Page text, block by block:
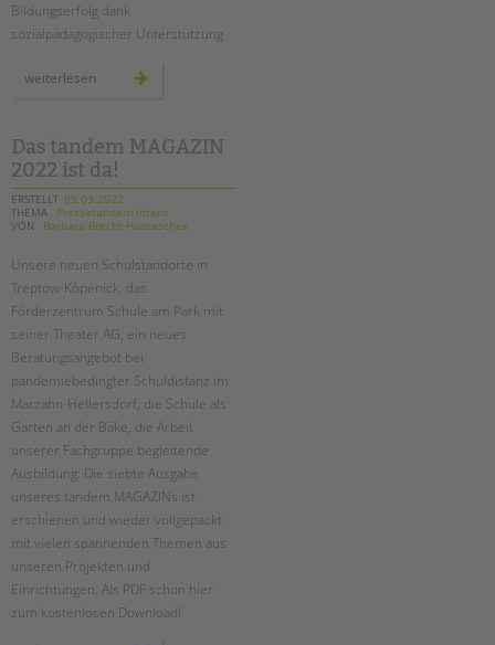
Bildungserfolg dank
sozialpädagogischer Unterstützung
weiterlesen temporäre
lerngruppen
Das tandem MAGAZIN
2022 ist da!
ERSTELLT 05.09.2022
THEMA
Pressetandem intern
VON
Barbara Brecht-Hadraschek
Unsere neuen Schulstandorte in
Treptow-Köpenick, das
Förderzentrum Schule am Park mit
seiner Theater AG, ein neues
Beratungsangebot bei
pandemiebedingter Schuldistanz im
Marzahn-Hellersdorf, die Schule als
Garten an der Bäke, die Arbeit
unserer Fachgruppe begleitende
Ausbildung: Die siebte Ausgabe
unseres tandem MAGAZINs ist
erschienen und wieder vollgepackt
mit vielen spannenden Themen aus
unseren Projekten und
Einrichtungen. Als PDF schon hier
zum kostenlosen Download!